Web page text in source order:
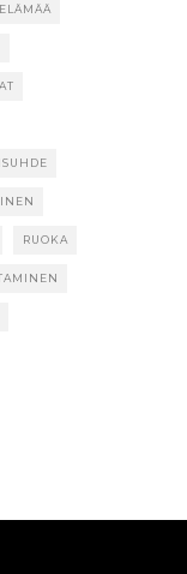
RUOKA